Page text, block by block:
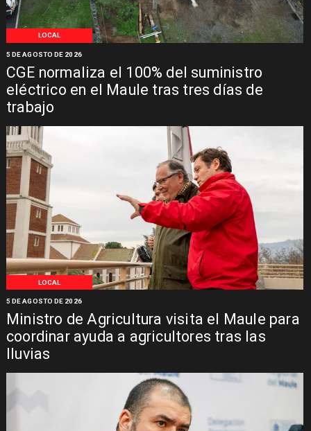
LOCAL
CGE normaliza el 100% del suministro
eléctrico en el Maule tras tres días de
trabajo
5 DE AGOSTO DE 2026
LOCAL
Ministro de Agricultura visita el Maule para
coordinar ayuda a agricultores tras las
lluvias
5 DE AGOSTO DE 2026